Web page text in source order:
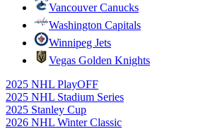
Vancouver Canucks
Washington Capitals
Winnipeg Jets
Vegas Golden Knights
2025 NHL PlayOFF
2025 NHL Stadium Series
2025 Stanley Cup
2026 NHL Winter Classic